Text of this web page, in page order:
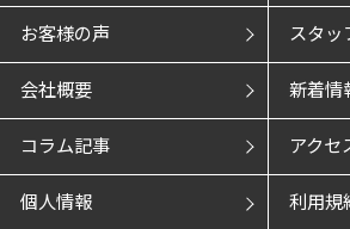
お客様の声 スタッ
会社概要 新着情
コラム記事 アクセ
個人情報 利用規